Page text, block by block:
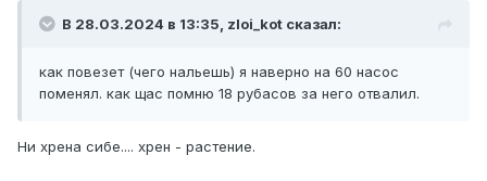
В 28.03.2024 в 13:35, zloi_kot сказал:
как повезет (чего нальешь) я наверно на 60 насос
поменял. как щас помню 18 рубасов за него отвалил.
Ни хрена сибе.... хрен - растение.